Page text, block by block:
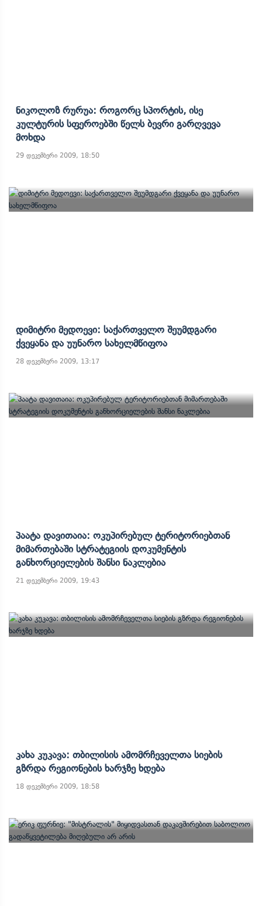
Ნიკოლოზ Რურუა: Როგორც Სპორტის, Ისე
Კულტურის Სფეროებში Წელს Ბევრი Გარღვევა
Მოხდა
29 დეკემბერი 2009, 18:50
Დიმიტრი Მედოევი: Საქართველო Შეუმდგარი
Ქვეყანა Და Უუნარო Სახელმწიფოა
28 დეკემბერი 2009, 13:17
Პაატა Დავითაია: Ოკუპირებულ Ტერიტორიებთან
Მიმართებაში Სტრატეგიის Დოკუმენტის
Განხორციელების Შანსი Ნაკლებია
21 დეკემბერი 2009, 19:43
Კახა Კუკავა: Თბილისის Ამომრჩეველთა Სიების
Გზრდა Რეგიონების Ხარჯზე Ხდება
18 დეკემბერი 2009, 18:58